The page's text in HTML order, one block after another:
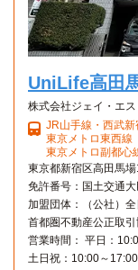
UniLife高田
株式会社ジェイ・エ
JR山手線・西武
東京メトロ東西線
東京メトロ副都心
東京都新宿区高田馬
免許番号：国土交通
加盟団体：（公社）
首都圏不動産公正取
営業時間： 平日：
土日祝：10:00～17:00